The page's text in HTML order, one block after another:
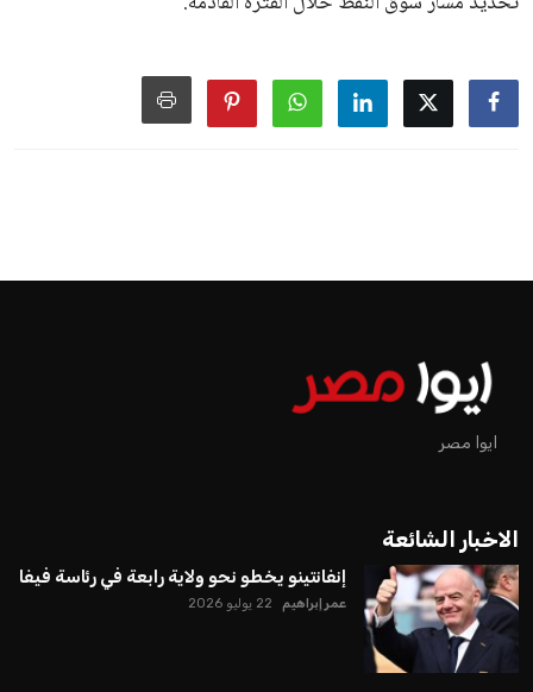
ايوا مصر
الاخبار الشائعة
إنفانتينو يخطو نحو ولاية رابعة في رئاسة فيفا
عمر إبراهيم 22 يوليو 2026